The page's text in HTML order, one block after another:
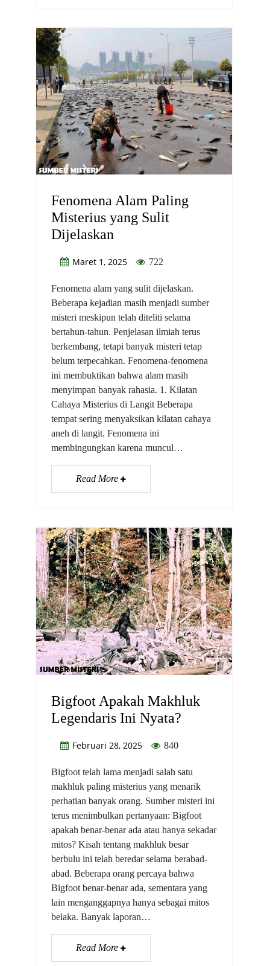
Fenomena Alam Paling
Misterius yang Sulit
Dijelaskan
Maret 1, 2025 722
Fenomena alam yang sulit dijelaskan.
Beberapa kejadian masih menjadi sumber
misteri meskipun telah diteliti selama
bertahun-tahun. Penjelasan ilmiah terus
berkembang, tetapi banyak misteri tetap
belum terpecahkan. Fenomena-fenomena
ini membuktikan bahwa alam masih
menyimpan banyak rahasia. 1. Kilatan
Cahaya Misterius di Langit Beberapa
tempat sering menyaksikan kilatan cahaya
aneh di langit. Fenomena ini
membingungkan karena muncul…
Read More
Bigfoot Apakah Makhluk
Legendaris Ini Nyata?
Februari 28, 2025 840
Bigfoot telah lama menjadi salah satu
makhluk paling misterius yang menarik
perhatian banyak orang. Sumber misteri ini
terus menimbulkan pertanyaan: Bigfoot
apakah benar-benar ada atau hanya sekadar
mitos? Kisah tentang makhluk besar
berbulu ini telah beredar selama berabad-
abad. Beberapa orang percaya bahwa
Bigfoot benar-benar ada, sementara yang
lain menganggapnya hanya sebagai mitos
belaka. Banyak laporan…
Read More